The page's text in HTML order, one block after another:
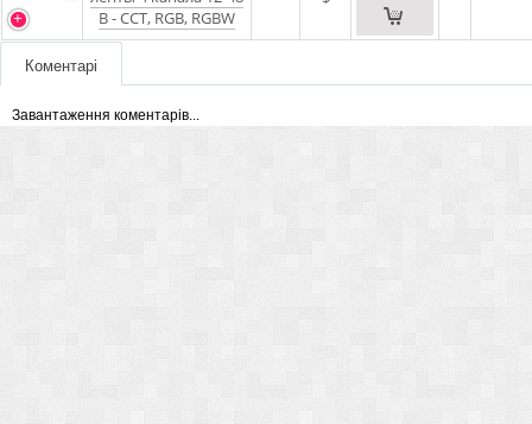
В - CCT, RGB, RGBW
Коментарі
Завантаження коментарів...